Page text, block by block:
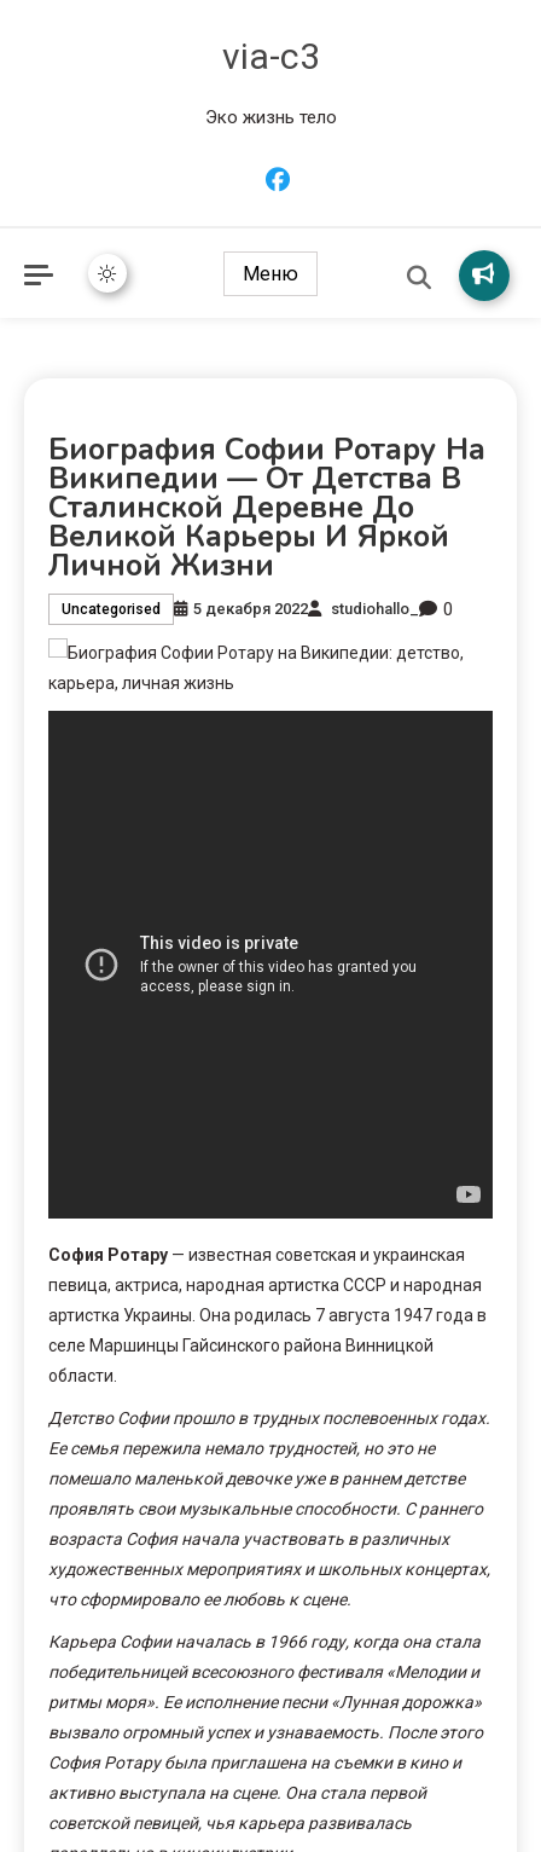
via-c3
Эко жизнь тело
Меню
Биография Софии Ротару На
Википедии — От Детства В
Сталинской Деревне До
Великой Карьеры И Яркой
Личной Жизни
Uncategorised 5 декабря 2022 studiohallo_ 0
София Ротару — известная советская и украинская
певица, актриса, народная артистка СССР и народная
артистка Украины. Она родилась 7 августа 1947 года в
селе Маршинцы Гайсинского района Винницкой
области.
Детство Софии прошло в трудных послевоенных годах.
Ее семья пережила немало трудностей, но это не
помешало маленькой девочке уже в раннем детстве
проявлять свои музыкальные способности. С раннего
возраста София начала участвовать в различных
художественных мероприятиях и школьных концертах,
что сформировало ее любовь к сцене.
Карьера Софии началась в 1966 году, когда она стала
победительницей всесоюзного фестиваля «Мелодии и
ритмы моря». Ее исполнение песни «Лунная дорожка»
вызвало огромный успех и узнаваемость. После этого
София Ротару была приглашена на съемки в кино и
активно выступала на сцене. Она стала первой
советской певицей, чья карьера развивалась